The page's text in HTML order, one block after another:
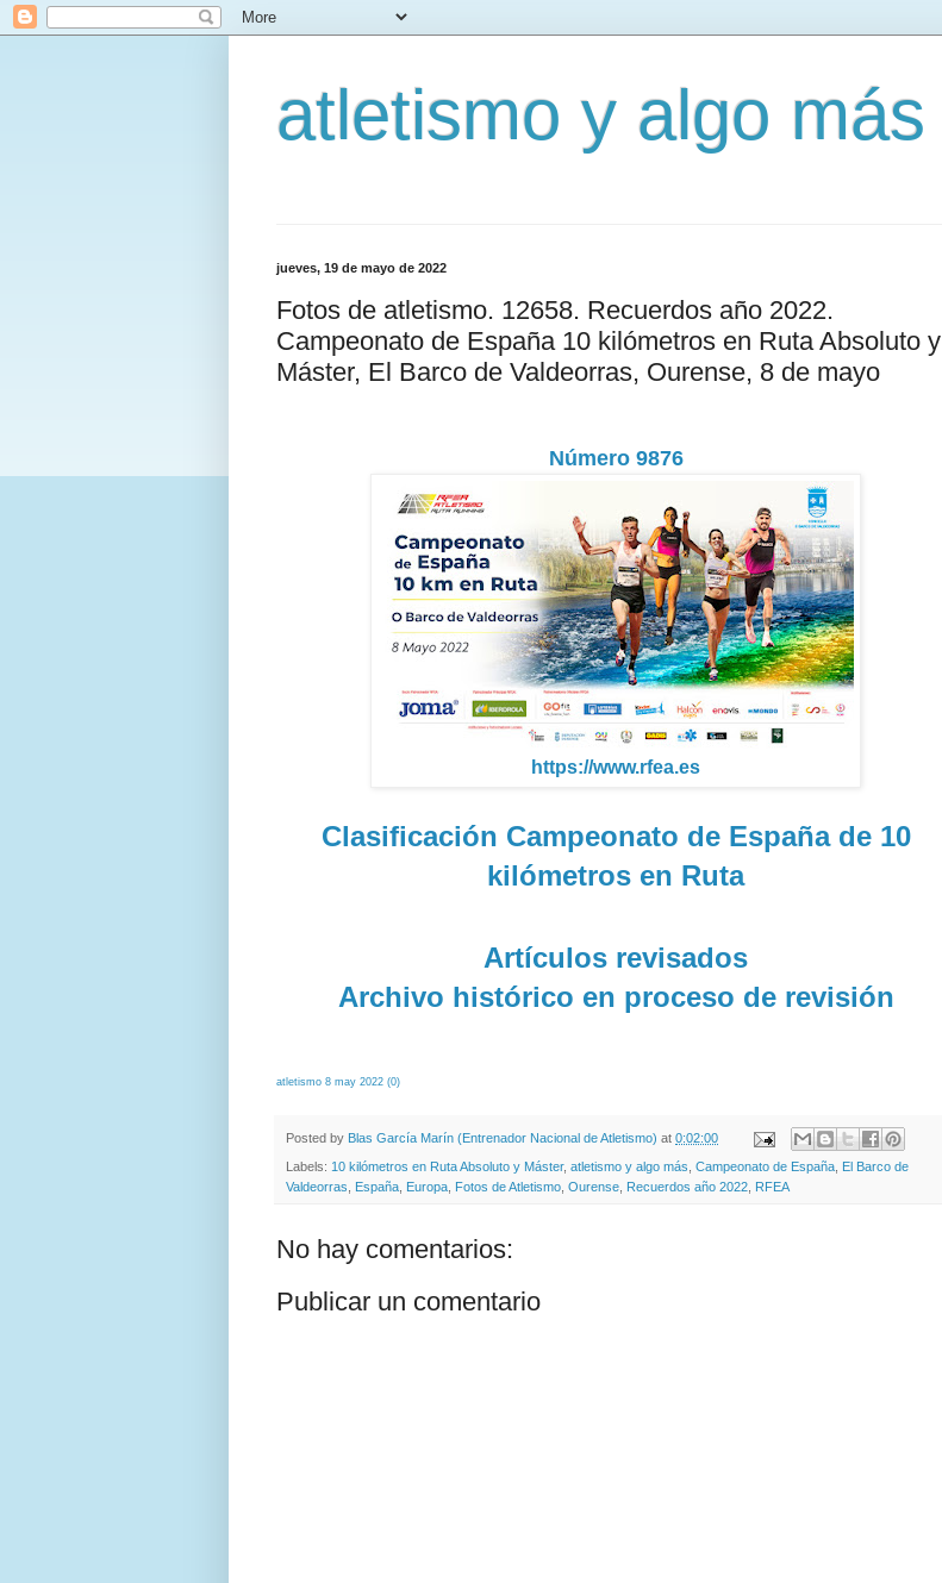
atletismo y algo más
jueves, 19 de mayo de 2022
Fotos de atletismo. 12658. Recuerdos año 2022.
Campeonato de España 10 kilómetros en Ruta Absoluto y
Máster, El Barco de Valdeorras, Ourense, 8 de mayo
Número 9876
https://www.rfea.es
Clasificación Campeonato de España de 10
kilómetros en Ruta
Artículos revisados
Archivo histórico en proceso de revisión
atletismo 8 may 2022 (0)
Posted by Blas García Marín (Entrenador Nacional de Atletismo) at 0:02:00
Labels: 10 kilómetros en Ruta Absoluto y Máster, atletismo y algo más Campeonato de España
El Barco de
Valdeorras
España Europa Fotos de Atletismo Ourense Recuerdos año 2022 RFEA
No hay comentarios:
Publicar un comentario